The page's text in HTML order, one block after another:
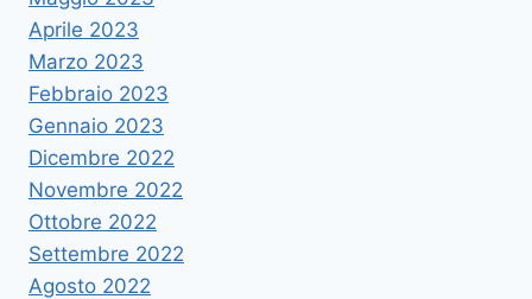
Aprile 2023
Marzo 2023
Febbraio 2023
Gennaio 2023
Dicembre 2022
Novembre 2022
Ottobre 2022
Settembre 2022
Agosto 2022